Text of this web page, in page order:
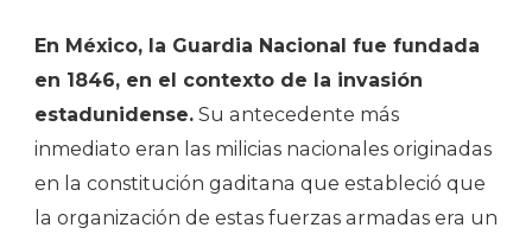
En México, la Guardia Nacional fue fundada
en 1846, en el contexto de la invasión
estadunidense. Su antecedente más
inmediato eran las milicias nacionales originadas
en la constitución gaditana que estableció que
la organización de estas fuerzas armadas era un